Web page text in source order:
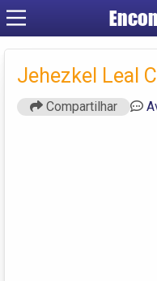
Jehezkel Leal
Compartilhar